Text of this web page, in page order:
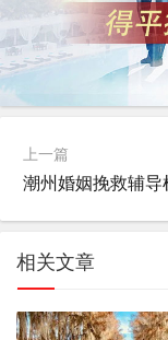
上一篇
相关文章